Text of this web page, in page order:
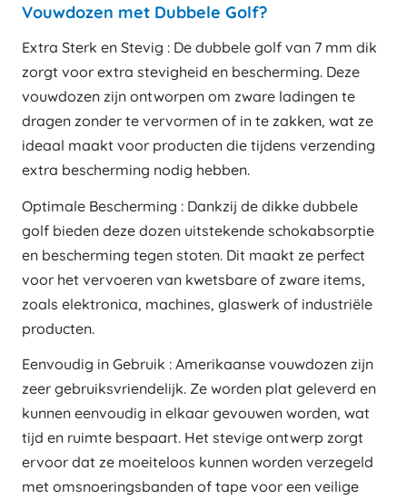
Vouwdozen met Dubbele Golf?
Extra Sterk en Stevig : De dubbele golf van 7 mm dik
zorgt voor extra stevigheid en bescherming. Deze
vouwdozen zijn ontworpen om zware ladingen te
dragen zonder te vervormen of in te zakken, wat ze
ideaal maakt voor producten die tijdens verzending
extra bescherming nodig hebben.
Optimale Bescherming : Dankzij de dikke dubbele
golf bieden deze dozen uitstekende schokabsorptie
en bescherming tegen stoten. Dit maakt ze perfect
voor het vervoeren van kwetsbare of zware items,
zoals elektronica, machines, glaswerk of industriële
producten.
Eenvoudig in Gebruik : Amerikaanse vouwdozen zijn
zeer gebruiksvriendelijk. Ze worden plat geleverd en
kunnen eenvoudig in elkaar gevouwen worden, wat
tijd en ruimte bespaart. Het stevige ontwerp zorgt
ervoor dat ze moeiteloos kunnen worden verzegeld
met omsnoeringsbanden of tape voor een veilige